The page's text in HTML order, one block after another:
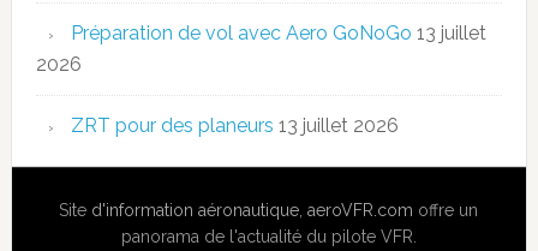
Préparation de vol avec Aero GoNoGo 13 juillet
2026
ZRT pour des planeurs 13 juillet 2026
Site d'information aéronautique,aeroVFR.com offre un
panorama de l'actualité du pilote VFR.